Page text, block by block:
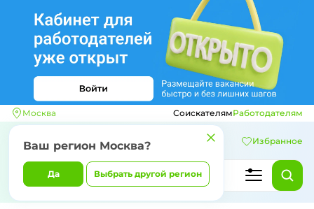
Москва
Ваш регион Москва?
Да Выбрать другой регион
СоискателямРаботодателям
Избранное